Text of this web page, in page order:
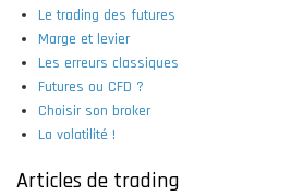
Le trading des futures
Marge et levier
Les erreurs classiques
Futures ou CFD ?
Choisir son broker
La volatilité !
Articles de trading